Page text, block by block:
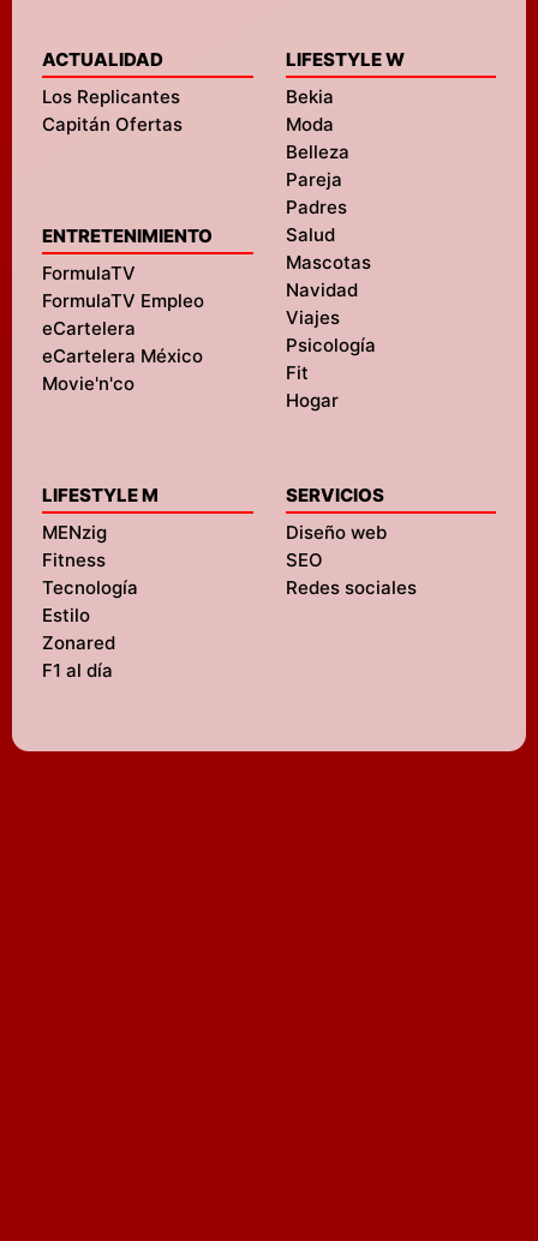
ACTUALIDAD
Los Replicantes
Capitán Ofertas
ENTRETENIMIENTO
FormulaTV
FormulaTV Empleo
eCartelera
eCartelera México
Movie'n'co
LIFESTYLE W
Bekia
Moda
Belleza
Pareja
Padres
Salud
Mascotas
Navidad
Viajes
Psicología
Fit
Hogar
LIFESTYLE M
MENzig
Fitness
Tecnología
Estilo
Zonared
F1 al día
SERVICIOS
Diseño web
SEO
Redes sociales